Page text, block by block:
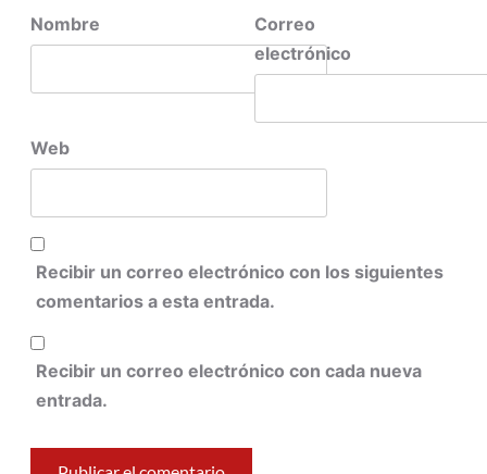
Nombre
Correo
electrónico
Web
Recibir un correo electrónico con los siguientes
comentarios a esta entrada.
Recibir un correo electrónico con cada nueva
entrada.